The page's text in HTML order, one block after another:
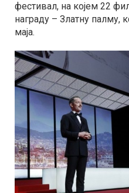
фестивал, на којем 22
награду – Златну палму,
маја.